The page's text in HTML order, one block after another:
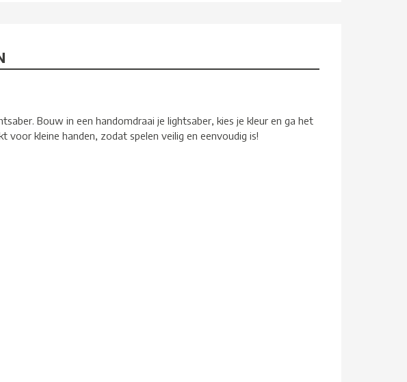
Bouw in een handomdraai je lightsaber, kies je kleur en ga het
voor kleine handen, zodat spelen veilig en eenvoudig is!